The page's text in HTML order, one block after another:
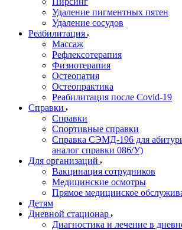
Удаление пигментных пятен
Удаление сосудов
Реабилитация
Массаж
Рефлексотерапия
Физиотерапия
Остеопатия
Остеопрактика
Реабилитация после Covid-19
Справки
Справки
Спортивные справки
Справка СЭМД‑196 для
аналог справки 086/У)
Для организаций
Вакцинация сотрудников
Медицинские осмотры
Прямое медицинское
Детям
Дневной стационар
Диагностика и лечение в